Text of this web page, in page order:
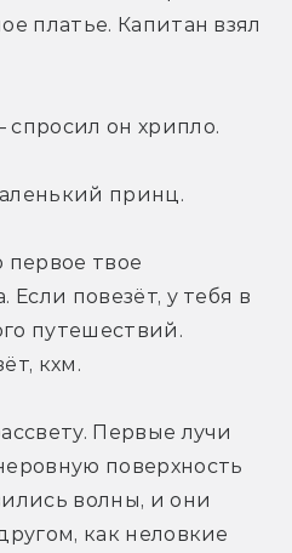
платье. Капитан взял
он хрипло.
принц.
твое
Если повезёт, у тебя в
путешествий.
кхм.
Первые лучи
поверхность
волны, и они
как неловкие